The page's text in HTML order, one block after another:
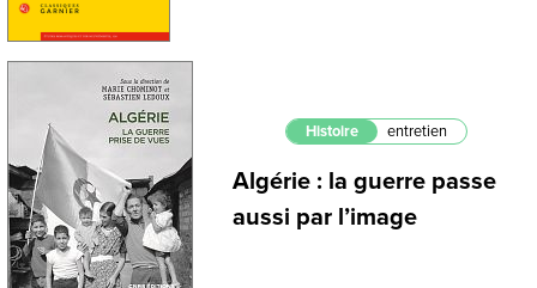
Histoire entretien
Algérie : la guerre passe
aussi par l’image